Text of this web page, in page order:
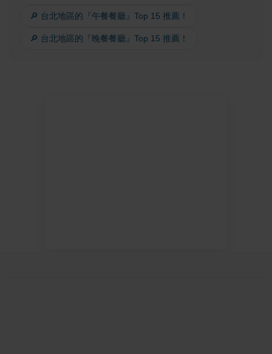
🔎 台北地區的『午餐餐廳』Top 15 推薦！
🔎 台北地區的『晚餐餐廳』Top 15 推薦！